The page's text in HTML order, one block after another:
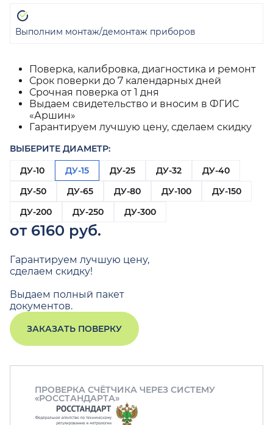
Поверка, калибровка, диагностика и ремонт
Срок поверки до 7 календарных дней
Срочная поверка от 1 дня
Выдаем свидетельство и вносим в ФГИС
«Аршин»
Гарантируем лучшую цену, сделаем скидку
ВЫБЕРИТЕ ДИАМЕТР:
ДУ-10
ДУ-15 ДУ-25 ДУ-32
ДУ-40
ДУ-50
ДУ-65 ДУ-80 ДУ-100
ДУ-150
ДУ-200
ДУ-250 ДУ-300
от 6160 руб.
Гарантируем лучшую цену,
сделаем скидку!
Выдаем полный пакет
документов.
ЗАКАЗАТЬ ПОВЕРКУ
Выполним монтаж/демонтаж приборов
ПРОВЕРКА СЧЁТЧИКА ЧЕРЕЗ СИСТЕМУ
«РОССТАНДАРТА»